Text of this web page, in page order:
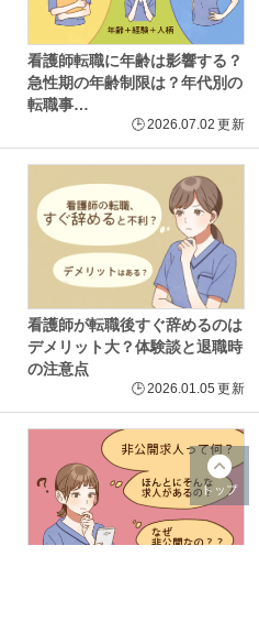
看護師転職に年齢は影響する？
急性期の年齢制限は？年代別の
転職事…
🕒2026.07.02 更新
看護師が転職後すぐ辞めるのは
デメリット大？体験談と退職時
の注意点
🕒2026.01.05 更新